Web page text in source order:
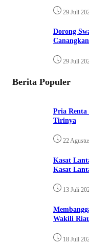
29 Juli
Dorong
29 Juli
Berita Populer
Pria
Tirinya
22
Kasat
Kasat
13 Juli
Wakili
18 Juli